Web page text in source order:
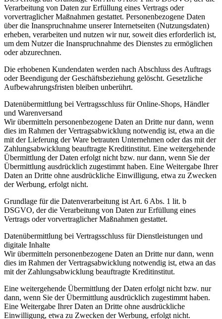
Verarbeitung von Daten zur Erfüllung eines Vertrags oder
vorvertraglicher Maßnahmen gestattet. Personenbezogene Daten
über die Inanspruchnahme unserer Internetseiten (Nutzungsdaten)
erheben, verarbeiten und nutzen wir nur, soweit dies erforderlich ist,
um dem Nutzer die Inanspruchnahme des Dienstes zu ermöglichen
oder abzurechnen.
Die erhobenen Kundendaten werden nach Abschluss des Auftrags
oder Beendigung der Geschäftsbeziehung gelöscht. Gesetzliche
Aufbewahrungsfristen bleiben unberührt.
Datenübermittlung bei Vertragsschluss für Online-Shops, Händler
und Warenversand
Wir übermitteln personenbezogene Daten an Dritte nur dann, wenn
dies im Rahmen der Vertragsabwicklung notwendig ist, etwa an die
mit der Lieferung der Ware betrauten Unternehmen oder das mit der
Zahlungsabwicklung beauftragte Kreditinstitut. Eine weitergehende
Übermittlung der Daten erfolgt nicht bzw. nur dann, wenn Sie der
Übermittlung ausdrücklich zugestimmt haben. Eine Weitergabe Ihrer
Daten an Dritte ohne ausdrückliche Einwilligung, etwa zu Zwecken
der Werbung, erfolgt nicht.
Grundlage für die Datenverarbeitung ist Art. 6 Abs. 1 lit. b
DSGVO, der die Verarbeitung von Daten zur Erfüllung eines
Vertrags oder vorvertraglicher Maßnahmen gestattet.
Datenübermittlung bei Vertragsschluss für Dienstleistungen und
digitale Inhalte
Wir übermitteln personenbezogene Daten an Dritte nur dann, wenn
dies im Rahmen der Vertragsabwicklung notwendig ist, etwa an das
mit der Zahlungsabwicklung beauftragte Kreditinstitut.
Eine weitergehende Übermittlung der Daten erfolgt nicht bzw. nur
dann, wenn Sie der Übermittlung ausdrücklich zugestimmt haben.
Eine Weitergabe Ihrer Daten an Dritte ohne ausdrückliche
Einwilligung, etwa zu Zwecken der Werbung, erfolgt nicht.